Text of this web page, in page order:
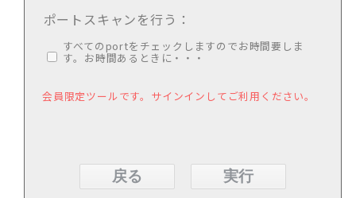
ポートスキャンを行う：
すべてのportをチェックしますのでお時間要しま
す。お時間あるときに・・・
会員限定ツールです。サインインしてご利用ください。